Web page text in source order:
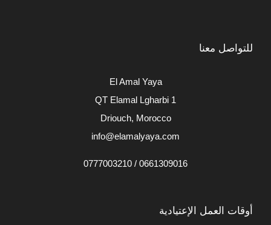
للتواصل معنا
El Amal Yaya
QT Elamal Lgharbi 1
Driouch, Morocco
info@elamalyaya.com
0661309016 / 0777003210
أوقات العمل الإعتيادية